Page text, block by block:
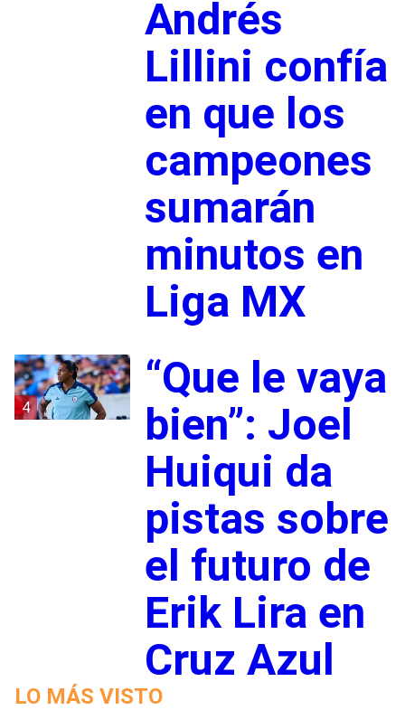
Andrés
Lillini confía
en que los
campeones
sumarán
minutos en
Liga MX
4
“Que le vaya
bien”: Joel
Huiqui da
pistas sobre
el futuro de
Erik Lira en
Cruz Azul
LO MÁS VISTO